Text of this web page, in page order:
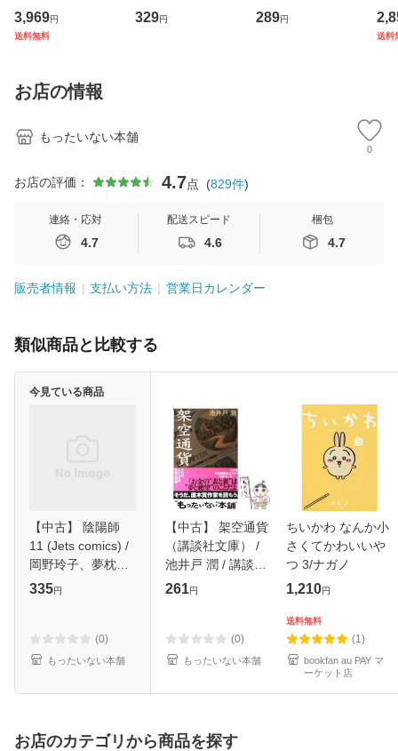
専門職の看護マネ
ジメントスキル 改
恵 藤本幸三 / 南江
堂 [単行
3,969円
送料無料
理小説 (光文社文
庫) / 島田荘司 / 光
329円
産限定盤） / 清水
翔太×加藤ミリヤ /
289円
タ
送料
お店の情報
もったいない本舗
0
お店の評価： 4.7点 (829件)
連絡・応対
4.7
配送スピード
4.6
梱包
4.7
販売者情報 支払い方法 営業日カレンダー
類似商品と比較する
【中古】 陰陽師
11 (Jets comics) /
岡野玲子、夢枕獏 /
白泉社 [コミック]
335円
(0)
もったいない本舗
今見ている商品
【中古】 架空通貨
（講談社文庫） /
池井戸 潤 / 講談社
[文庫]【メール便送
261円
(0)
もったいない本舗
ちいかわ なんか小
さくてかわいいや
つ 3/ナガノ
1,210円
送料無料
(1)
bookfan au PAY マ
ーケット店
お店のカテゴリから商品を探す